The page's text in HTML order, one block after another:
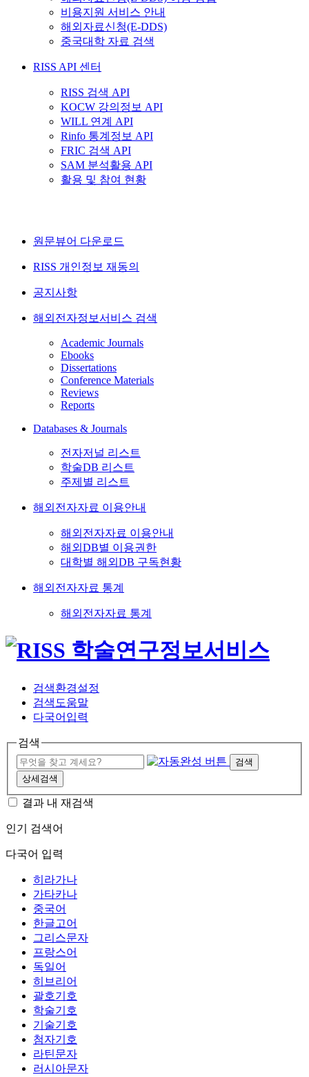
비용지원 서비스 안내
해외자료신청(E-DDS)
중국대학 자료 검색
RISS API 센터
RISS 검색 API
KOCW 강의정보 API
WILL 연계 API
Rinfo 통계정보 API
FRIC 검색 API
SAM 분석활용 API
활용 및 참여 현황
원문뷰어 다운로드
RISS 개인정보 재동의
공지사항
해외전자정보서비스 검색
Academic Journals
Ebooks
Dissertations
Conference Materials
Reviews
Reports
Databases & Journals
전자저널 리스트
학술DB 리스트
주제별 리스트
해외전자자료 이용안내
해외전자자료 이용안내
해외DB별 이용권한
대학별 해외DB 구독현황
해외전자자료 통계
해외전자자료 통계
검색환경설정
검색도움말
다국어입력
검색
검색
상세검색
결과 내 재검색
인기 검색어
다국어 입력
히라가나
가타카나
중국어
한글고어
그리스문자
프랑스어
독일어
히브리어
괄호기호
학술기호
기술기호
첨자기호
라틴문자
러시아문자